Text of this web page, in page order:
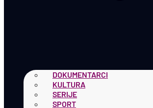
DOKUMENTARCI
KULTURA
SERIJE
SPORT